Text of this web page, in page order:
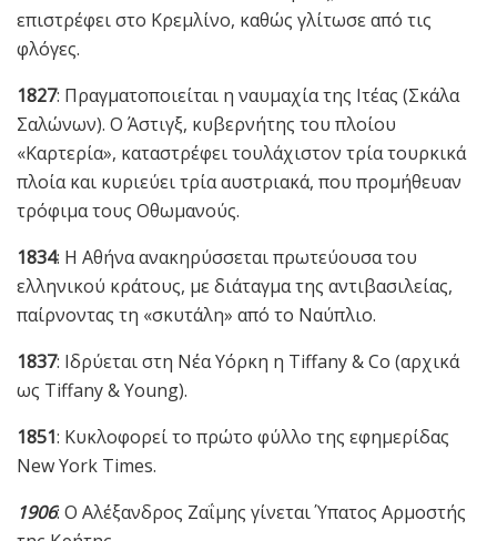
επιστρέφει στο Κρεμλίνο, καθώς γλίτωσε από τις
φλόγες.
1827: Πραγματοποιείται η ναυμαχία της Ιτέας (Σκάλα
Σαλώνων). Ο Άστιγξ, κυβερνήτης του πλοίου
«Καρτερία», καταστρέφει τουλάχιστον τρία τουρκικά
πλοία και κυριεύει τρία αυστριακά, που προμήθευαν
τρόφιμα τους Οθωμανούς.
1834: Η Αθήνα ανακηρύσσεται πρωτεύουσα του
ελληνικού κράτους, με διάταγμα της αντιβασιλείας,
παίρνοντας τη «σκυτάλη» από το Ναύπλιο.
1837: Ιδρύεται στη Νέα Υόρκη η Tiffany & Co (αρχικά
ως Tiffany & Young).
1851: Κυκλοφορεί το πρώτο φύλλο της εφημερίδας
New York Times.
1906: Ο Αλέξανδρος Ζαΐμης γίνεται Ύπατος Αρμοστής